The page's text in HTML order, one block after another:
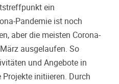
ein
Pandemie ist noch
aber die meisten Corona-
ausgelaufen. So
und Angebote in
initiieren. Durch